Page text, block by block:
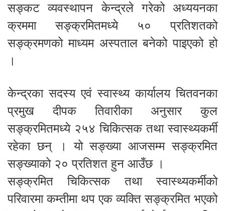
सङ्कट व्यवस्थापन केन्द्रले गरेको अध्ययनका
क्रममा सङ्क्रमितमध्ये ५० प्रतिशतको
सङ्क्रमणको माध्यम अस्पताल बनेको पाइएको हो
।
केन्द्रका सदस्य एवं स्वास्थ्य कार्यालय चितवनका
प्रमुख दीपक तिवारीका अनुसार कुल
सङ्क्रमितमध्ये २५४ चिकित्सक तथा स्वास्थ्यकर्मी
रहेका छन् । यो सङ्ख्या आजसम्म सङ्क्रमित
सङ्ख्याको २० प्रतिशत हुन आउँछ ।
सङ्क्रमित चिकित्सक तथा स्वास्थ्यकर्मीको
परिवारमा कम्तीमा थप एक व्यक्ति सङ्क्रमित भएको